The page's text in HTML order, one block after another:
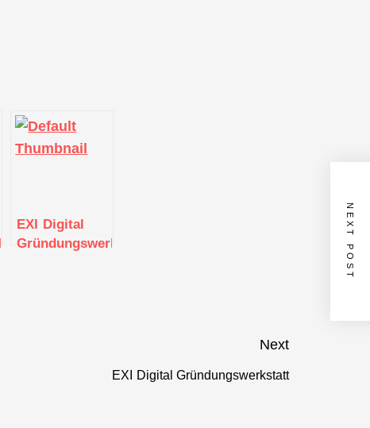
EXI Digital
Gründungswerkstatt
Next
Next
EXI Digital Gründungswerkstatt
NEXT POST